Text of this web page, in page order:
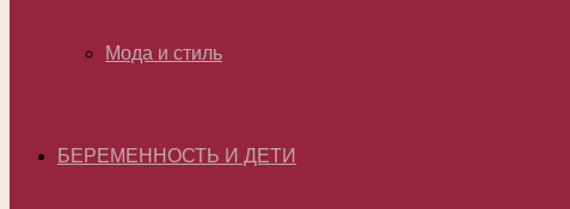
Мода и стиль
БЕРЕМЕННОСТЬ И ДЕТИ